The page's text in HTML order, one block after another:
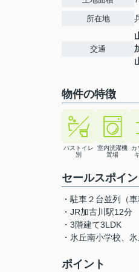
所在地
交通
物件の特徴
バストイレ
別
室内洗濯機
置場
カ
セールスポイン
・駐車２台並列（車
・JR加古川駅12分
・3階建て3LDK
・氷丘南小学校、
ポイント